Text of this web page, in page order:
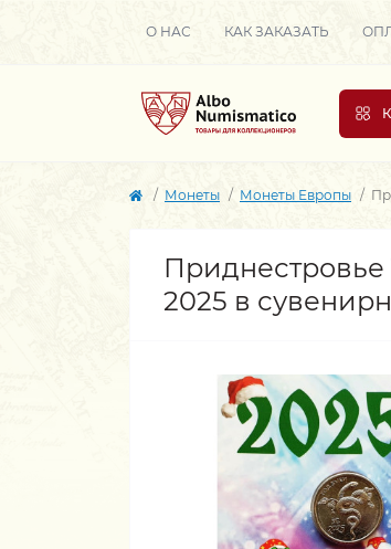
О НАС КАК ЗАКАЗАТЬ
Монеты Монеты Европы
Приднестровье
2025 в